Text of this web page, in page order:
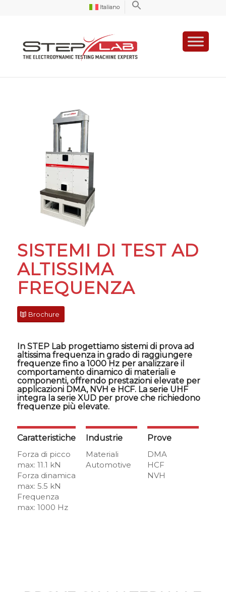
Italiano
SISTEMI DI TEST AD
ALTISSIMA
FREQUENZA
Brochure
In STEP Lab progettiamo sistemi di prova ad
altissima frequenza in grado di raggiungere
frequenze fino a 1000 Hz per analizzare il
comportamento dinamico di materiali e
componenti, offrendo prestazioni elevate per
applicazioni DMA, NVH e HCF. La serie UHF
integra la serie XUD per prove che richiedono
frequenze più elevate.
Caratteristiche
Forza di picco
max: 11.1 kN
Forza dinamica
max: 5.5 kN
Frequenza
max: 1000 Hz
Industrie
Materiali
Automotive
Prove
DMA
HCF
NVH